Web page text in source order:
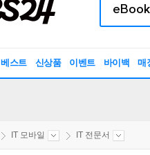
베스트 신상품 이벤트 바이백 매
IT 모바일 IT 전문서